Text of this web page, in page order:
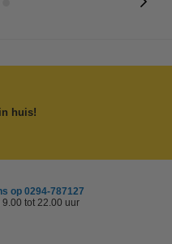
huis!
op 0294-787127
tot 22.00 uur